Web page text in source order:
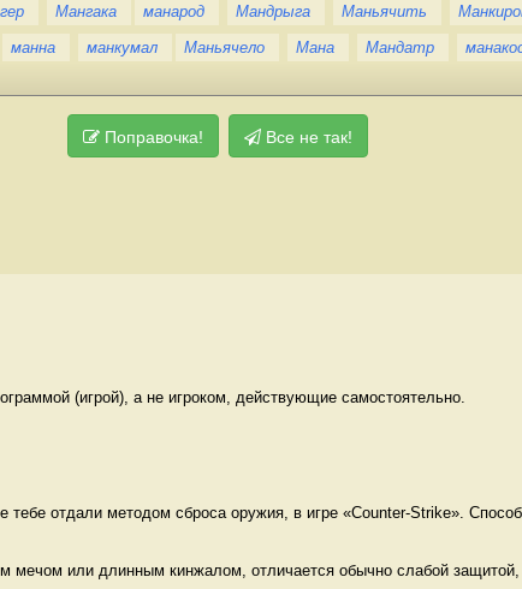
Мангака манарод Мандрыга Маньячить
манна манкумал Маньячело Мана Мандатр
Поправочка! Все не так!
(игрой), а не игроком, действующие самостоятельно.
тебе отдали методом сброса оружия, в игре «Counter-Strike». Способ
мечом или длинным кинжалом, отличается обычно слабой защитой,